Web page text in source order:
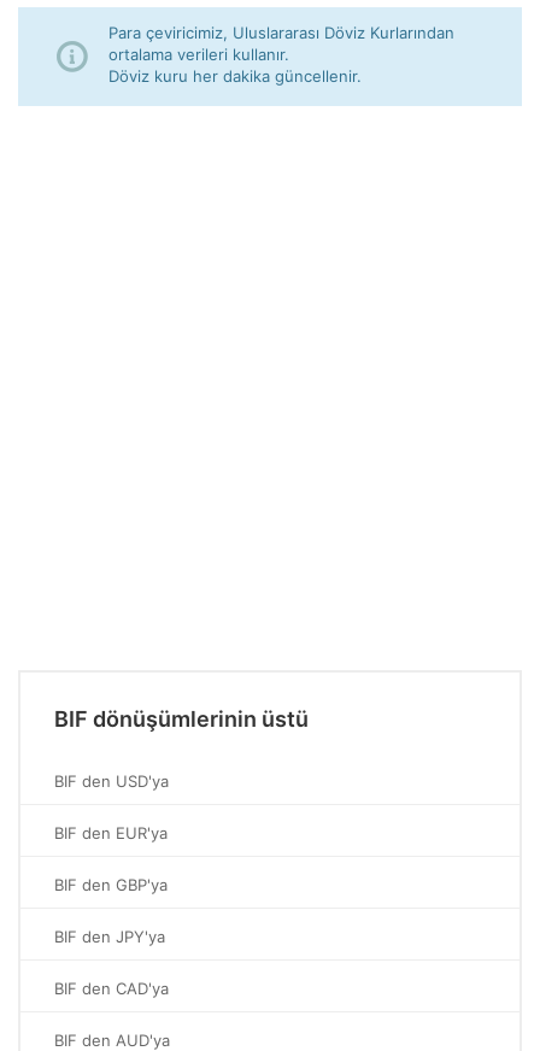
Para çeviricimiz, Uluslararası Döviz Kurlarından
ortalama verileri kullanır.
Döviz kuru her dakika güncellenir.
BIF dönüşümlerinin üstü
BIF den USD'ya
BIF den EUR'ya
BIF den GBP'ya
BIF den JPY'ya
BIF den CAD'ya
BIF den AUD'ya